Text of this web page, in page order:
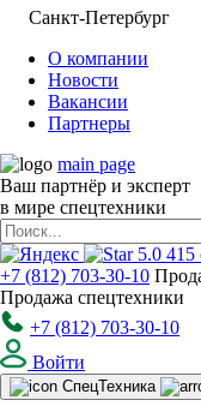
Санкт-Петербург
О компании
Новости
Вакансии
Партнеры
main page
Ваш партнёр и эксперт
в мире спецтехники
5.0 415
+7 (812) 703-30-10
Продажа спецтехники
+7 (812) 703-30-10
Войти
СпецТехника